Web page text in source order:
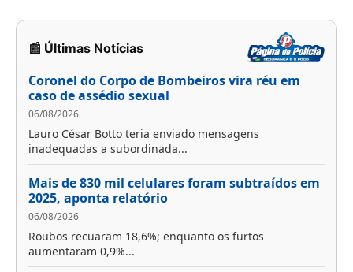
📰 Últimas Notícias
Coronel do Corpo de Bombeiros vira réu em
caso de assédio sexual
06/08/2026
Lauro César Botto teria enviado mensagens
inadequadas a subordinada...
Mais de 830 mil celulares foram subtraídos em
2025, aponta relatório
06/08/2026
Roubos recuaram 18,6%; enquanto os furtos
aumentaram 0,9%...